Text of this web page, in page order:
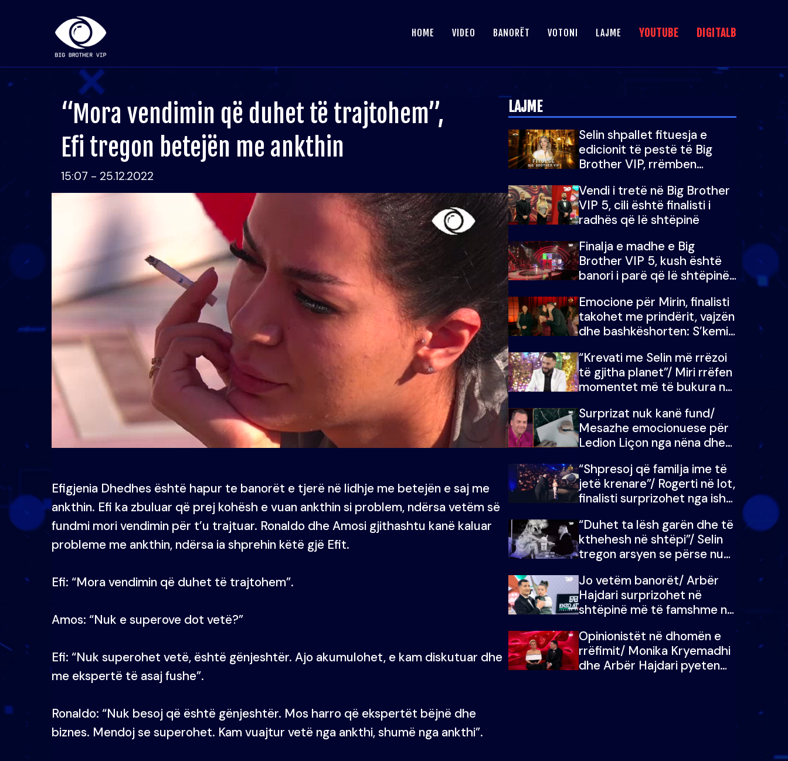
HOME VIDEO BANORËT VOTONI LAJME YOUTUBE DIGITALB
“Mora vendimin që duhet të trajtohem”,
Efi tregon betejën me ankthin
15:07 - 25.12.2022
Efigjenia Dhedhes është hapur te banorët e tjerë në lidhje me betejën e saj me
ankthin. Efi ka zbuluar që prej kohësh e vuan ankthin si problem, ndërsa vetëm së
fundmi mori vendimin për t’u trajtuar. Ronaldo dhe Amosi gjithashtu kanë kaluar
probleme me ankthin, ndërsa ia shprehin këtë gjë Efit.
Efi: “Mora vendimin që duhet të trajtohem”.
Amos: “Nuk e superove dot vetë?”
Efi: “Nuk superohet vetë, është gënjeshtër. Ajo akumulohet, e kam diskutuar dhe
me ekspertë të asaj fushe”.
Ronaldo: “Nuk besoj që është gënjeshtër. Mos harro që ekspertët bëjnë dhe
biznes. Mendoj se superohet. Kam vuajtur vetë nga ankthi, shumë nga ankthi”.
LAJME
Selin shpallet fituesja e
edicionit të pestë të Big
Brother VIP, rrëmben
mijë eurosh
Vendi i tretë në Big Brother
VIP 5, cili është finalisti i
radhës që lë shtëpinë
Finalja e madhe e Big
Brother VIP 5, kush është
banori i parë që lë shtëpinë
fituar çmimin e madh
Emocione për Mirin, finalisti
takohet me prindërit, vajzën
dhe bashkëshorten: S’kemi
“Krevati me Selin më rrëzoi
të gjitha planet”/ Miri rrëfen
momentet më të bukura në
mungojë zilja e mëngjesit
kur…
Surprizat nuk kanë fund/
Mesazhe emocionuese për
Ledion Liçon nga nëna dhe
i mban dot lotët: Nuk
meritoj…
“Shpresoj që familja ime të
jetë krenare”/ Rogerti në lot,
finalisti surprizohet nga ish-
“Duhet ta lësh garën dhe të
kthehesh në shtëpi”/ Selin
tregon arsyen se përse nuk
Doja ta çoja luftën time deri
në fund
Jo vetëm banorët/ Arbër
Hajdari surprizohet në
shtëpinë më të famshme në
me vajzën e tij
Opinionistët në dhomën e
rrëfimit/ Monika Kryemadhi
dhe Arbër Hajdari pyeten